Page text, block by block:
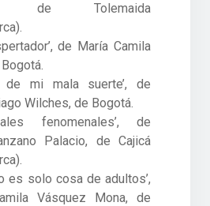
de Tolemaida
de María Camila
de mi mala suerte’, de
Wilches, de Bogotá.
fenomenales’, de
Palacio, de Cajicá
es solo cosa de adultos’,
Vásquez Mona, de